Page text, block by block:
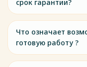
Весь текст будет
срок гарантии?
Что означает
готовую работу ?